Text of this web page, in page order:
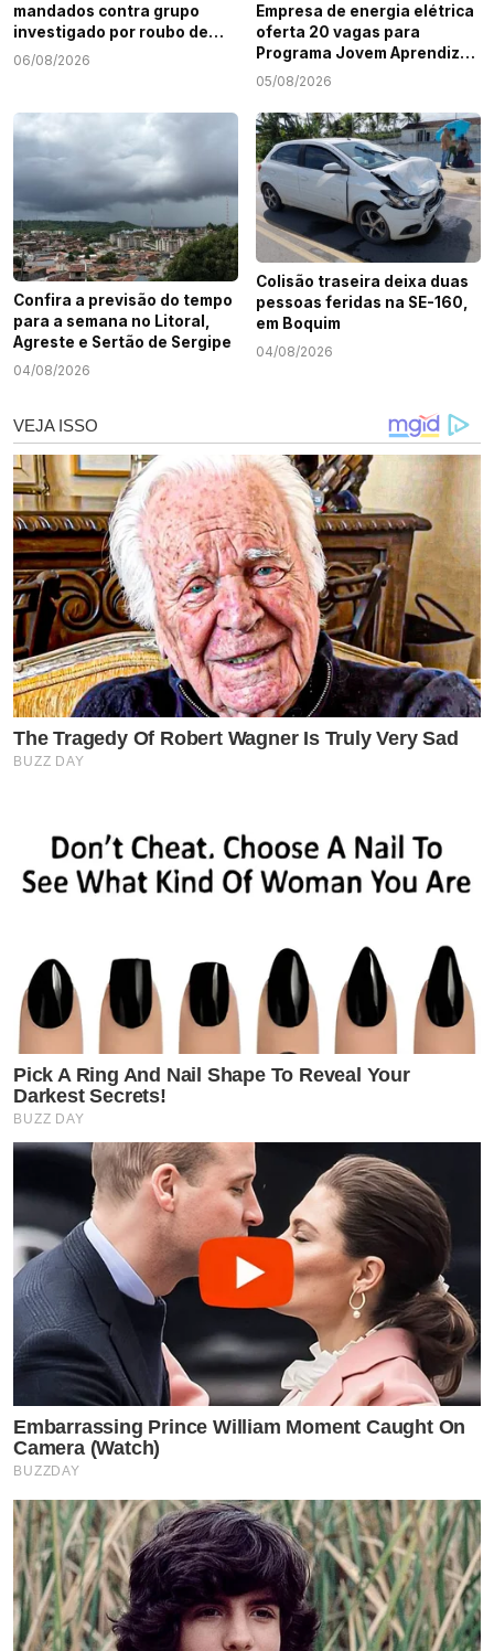
mandados contra grupo
investigado por roubo de
cargas e tráfico de drogas
06/08/2026
Empresa de energia elétrica
oferta 20 vagas para
Programa Jovem Aprendiz
em Sergipe
05/08/2026
Confira a previsão do tempo
para a semana no Litoral,
Agreste e Sertão de Sergipe
04/08/2026
Colisão traseira deixa duas
pessoas feridas na SE-160,
em Boquim
04/08/2026